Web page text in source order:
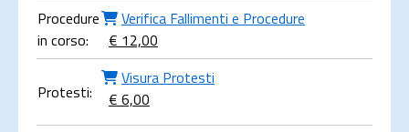
Procedure
in corso:
Verifica Fallimenti e Procedure
€ 12,00
Protesti:
Visura Protesti
€ 6,00